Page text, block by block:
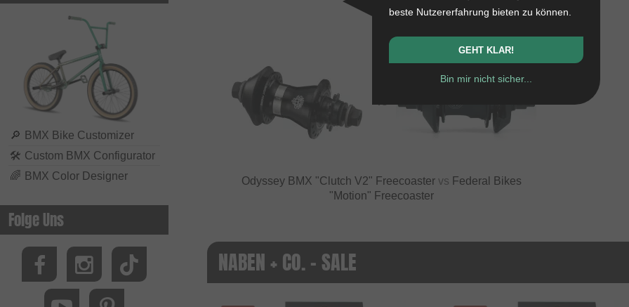
🔎 BMX Bike Customizer
🛠 Custom BMX Configurator
🌈 BMX Color Designer
Folge Uns
VS
Odyssey BMX "Clutch V2" Freecoaster vs Federal Bikes
"Motion" Freecoaster
NABEN + CO. - SALE
beste Nutzererfahrung bieten zu können.
GEHT KLAR!
Bin mir nicht sicher...